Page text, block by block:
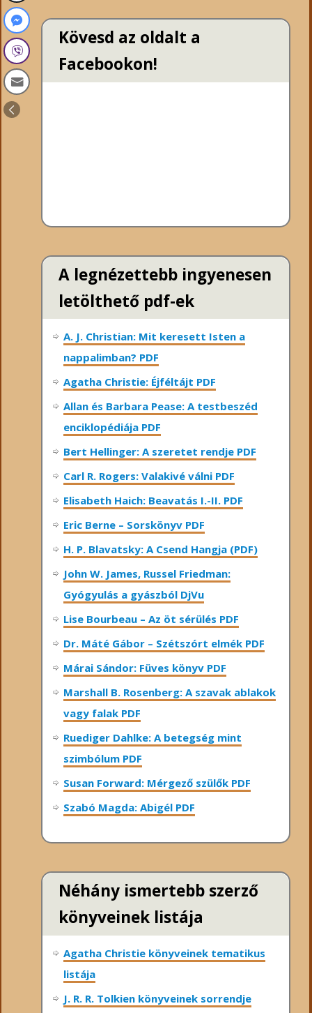
Kövesd az oldalt a
Facebookon!
A legnézettebb ingyenesen
letölthető pdf-ek
A. J. Christian: Mit keresett Isten a
nappalimban? PDF
Agatha Christie: Éjféltájt PDF
Allan és Barbara Pease: A testbeszéd
enciklopédiája PDF
Bert Hellinger: A ​szeretet rendje PDF
Carl R. Rogers: Valakivé válni PDF
Elisabeth Haich: Beavatás I.-II. PDF
Eric Berne – Sorskönyv PDF
H. P. Blavatsky: A Csend Hangja (PDF)
John W. James, Russel Friedman:
Gyógyulás a gyászból DjVu
Lise Bourbeau – Az öt sérülés PDF
Dr. Máté Gábor – Szétszórt elmék PDF
Márai Sándor: Füves könyv PDF
Marshall B. Rosenberg: A szavak ablakok
vagy falak PDF
Ruediger Dahlke: A betegség mint
szimbólum PDF
Susan Forward: Mérgező szülők PDF
Szabó Magda: Abigél PDF
Néhány ismertebb szerző
könyveinek listája
Agatha Christie könyveinek tematikus
listája
J. R. R. Tolkien könyveinek sorrendje